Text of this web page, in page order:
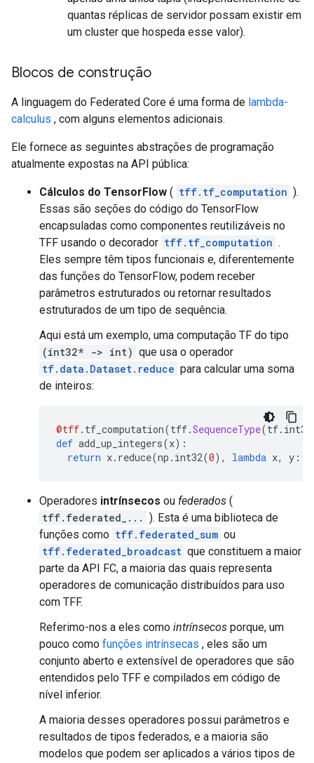
quantas réplicas de servidor possam existir em
um cluster que hospeda esse valor).
Blocos de construção
A linguagem do Federated Core é uma forma de lambda-
calculus , com alguns elementos adicionais.
Ele fornece as seguintes abstrações de programação
atualmente expostas na API pública:
Cálculos do TensorFlow ( tff.tf_computation ).
Essas são seções do código do TensorFlow
encapsuladas como componentes reutilizáveis ​​no
TFF usando o decorador tff.tf_computation .
Eles sempre têm tipos funcionais e, diferentemente
das funções do TensorFlow, podem receber
parâmetros estruturados ou retornar resultados
estruturados de um tipo de sequência.
Aqui está um exemplo, uma computação TF do tipo
(int32* -> int) que usa o operador
tf.data.Dataset.reduce para calcular uma soma
de inteiros:
@tff. tf_computation(tff.SequenceType(tf. int32
def add_up_integers(x):
return x. reduce(np . int32(0), lambda x, y :
Operadores intrínsecos ou federados (
tff.federated_... ). Esta é uma biblioteca de
funções como tff.federated_sum ou
tff.federated_broadcast que constituem a maior
parte da API FC, a maioria das quais representa
operadores de comunicação distribuídos para uso
com TFF.
Referimo-nos a eles como intrínsecos porque, um
pouco como funções intrínsecas , eles são um
conjunto aberto e extensível de operadores que são
entendidos pelo TFF e compilados em código de
nível inferior.
A maioria desses operadores possui parâmetros e
resultados de tipos federados, e a maioria são
modelos que podem ser aplicados a vários tipos de